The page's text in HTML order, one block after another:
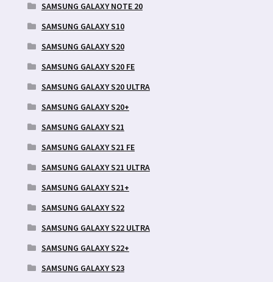
SAMSUNG GALAXY NOTE 20
SAMSUNG GALAXY S10
SAMSUNG GALAXY S20
SAMSUNG GALAXY S20 FE
SAMSUNG GALAXY S20 ULTRA
SAMSUNG GALAXY S20+
SAMSUNG GALAXY S21
SAMSUNG GALAXY S21 FE
SAMSUNG GALAXY S21 ULTRA
SAMSUNG GALAXY S21+
SAMSUNG GALAXY S22
SAMSUNG GALAXY S22 ULTRA
SAMSUNG GALAXY S22+
SAMSUNG GALAXY S23